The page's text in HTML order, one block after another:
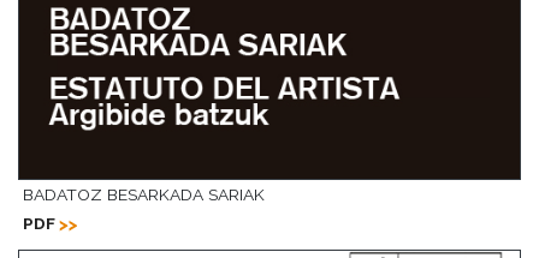
BADATOZ BESARKADA SARIAK
PDF